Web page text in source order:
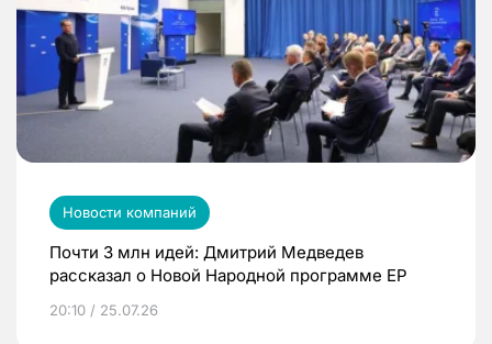
Новости компаний
Почти 3 млн идей: Дмитрий Медведев
рассказал о Новой Народной программе ЕР
20:10 / 25.07.26